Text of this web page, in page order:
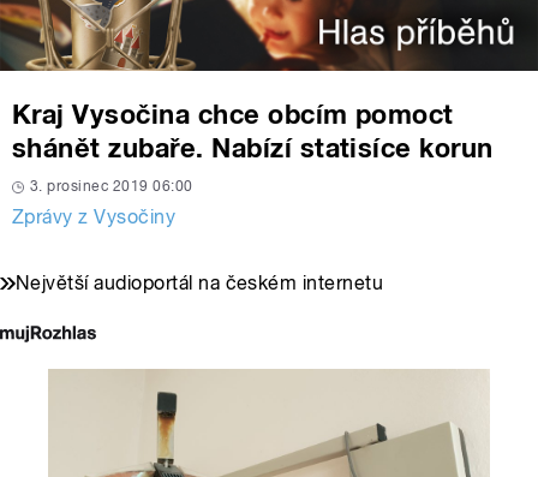
Kraj Vysočina chce obcím pomoct
shánět zubaře. Nabízí statisíce korun
3. prosinec 2019 06:00
Zprávy z Vysočiny
Největší audioportál na českém internetu